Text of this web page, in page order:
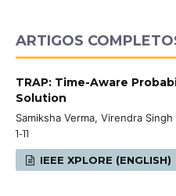
ARTIGOS
TRAP: Time-Aware
Solution
Samiksha Verma, Virendra Singh
1-11
IEEE XPLORE (ENGLISH)